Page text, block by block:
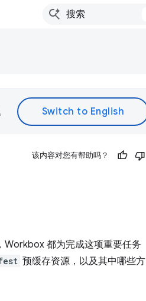
该内容对您有帮助吗？
，Workbox 都为完成这项重要任务
预缓存资源，以及其中哪些方